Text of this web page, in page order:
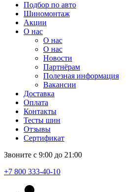
Подбор по авто
Шиномонтаж
Акции
О нас
О нас
О нас
Новости
Партнёрам
Полезная информация
Вакансии
Доставка
Оплата
Контакты
Тесты шин
Отзывы
Сертификат
Звоните с 9:00 до 21:00
+7 800 333-40-10